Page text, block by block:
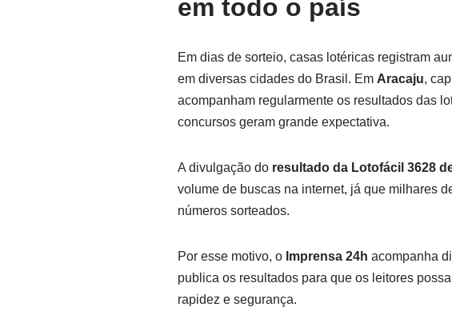
em todo o país
Em dias de sorteio, casas lotéricas registram
em diversas cidades do Brasil. Em Aracaju,
acompanham regularmente os resultados das
concursos geram grande expectativa.
A divulgação do resultado da Lotofácil 3628
volume de buscas na internet, já que milhares
números sorteados.
Por esse motivo, o Imprensa 24h acompanha
publica os resultados para que os leitores
rapidez e segurança.